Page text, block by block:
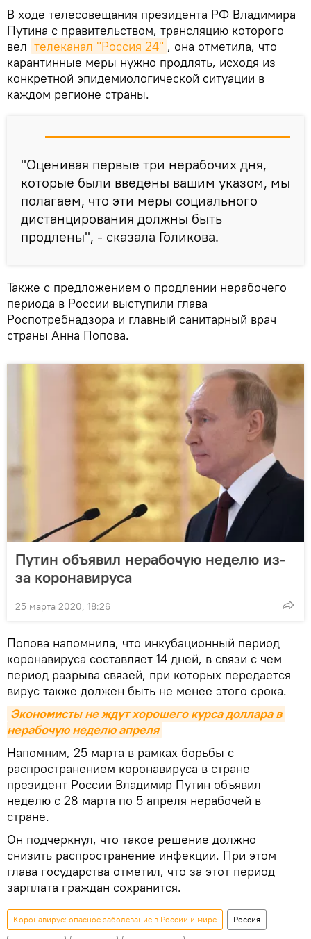
В ходе телесовещания президента РФ Владимира
Путина с правительством, трансляцию которого
вел телеканал "Россия 24" , она отметила, что
карантинные меры нужно продлять, исходя из
конкретной эпидемиологической ситуации в
каждом регионе страны.
"Оценивая первые три нерабочих дня,
которые были введены вашим указом, мы
полагаем, что эти меры социального
дистанцирования должны быть
продлены", - сказала Голикова.
Также с предложением о продлении нерабочего
периода в России выступили глава
Роспотребнадзора и главный санитарный врач
страны Анна Попова.
Путин объявил нерабочую неделю из-
за коронавируса
25 марта 2020, 18:26
Попова напомнила, что инкубационный период
коронавируса составляет 14 дней, в связи с чем
период разрыва связей, при которых передается
вирус также должен быть не менее этого срока.
Экономисты не ждут хорошего курса доллара в
нерабочую неделю апреля
Напомним, 25 марта в рамках борьбы с
распространением коронавируса в стране
президент России Владимир Путин объявил
неделю с 28 марта по 5 апреля нерабочей в
стране.
Он подчеркнул, что такое решение должно
снизить распространение инфекции. При этом
глава государства отметил, что за этот период
зарплата граждан сохранится.
Коронавирус: опасное заболевание в России и мире Россия